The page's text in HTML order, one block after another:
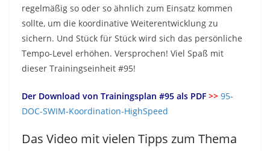
regelmäßig so oder so ähnlich zum Einsatz kommen
sollte, um die koordinative Weiterentwicklung zu
sichern. Und Stück für Stück wird sich das persönliche
Tempo-Level erhöhen. Versprochen! Viel Spaß mit
dieser Trainingseinheit #95!
Der Download von Trainingsplan #95 als PDF >> 95-
DOC-SWIM-Koordination-HighSpeed
Das Video mit vielen Tipps zum Thema